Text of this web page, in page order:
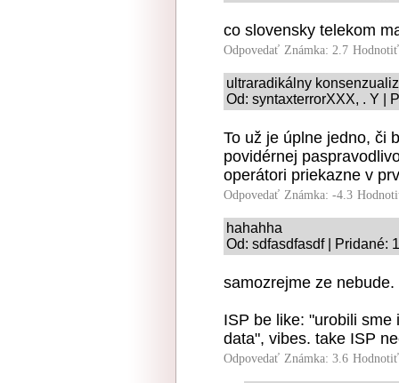
co slovensky telekom
Odpovedať Známka: 2.7
ultraradikálny
Od: syntaxterrorXXX, . Y |
To už je úplne jedno, či
povidérnej
operátori priekazne v
Odpovedať Známka: -4.3
hahahha
Od: sdfasdfasdf | Pridané:
samozrejme ze
ISP be like: "urobili
data", vibes. take ISP
Odpovedať Známka: 3.6